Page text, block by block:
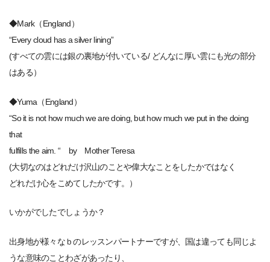
◆Mark（England）
“Every cloud has a silver lining”
(すべての雲には銀の裏地が付いている/ どんなに厚い雲にも光の部分
はある）
◆Yuma（England）
“So it is not how much we are doing, but how much we put in the doing
that
fulfills the aim. “ by Mother Teresa
(大切なのはどれだけ沢山のことや偉大なことをしたかではなく
どれだけ心をこめてしたかです。）
いかがでしたでしょうか？
出身地が様々なｂのレッスンパートナーですが、国は違っても同じよ
うな意味のことわざがあったり、